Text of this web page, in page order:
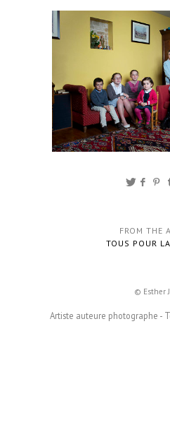
FROM THE
TOUS POUR
© Esther
Artiste auteure photographe -